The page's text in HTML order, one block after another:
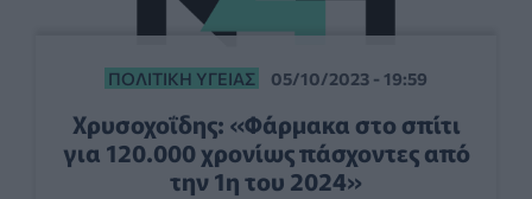
ΠΟΛΙΤΙΚΉ ΥΓΕΊΑΣ 05/10/2023 - 19:59
Χρυσοχοΐδης: «Φάρμακα στο σπίτι
για 120.000 χρονίως πάσχοντες από
την 1η του 2024»